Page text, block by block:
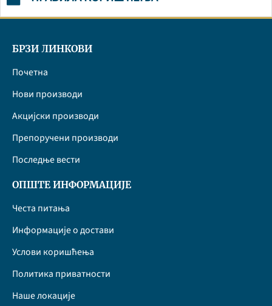
БРЗИ ЛИНКОВИ
Почетна
Нови производи
Акцијски производи
Препоручени производи
Последње вести
ОПШТЕ ИНФОРМАЦИЈЕ
Честа питања
Информације о достави
Услови коришћења
Политика приватности
Наше локације